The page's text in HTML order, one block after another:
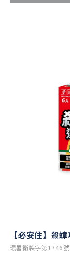
【必安住】殺
環署衛製字第1746號